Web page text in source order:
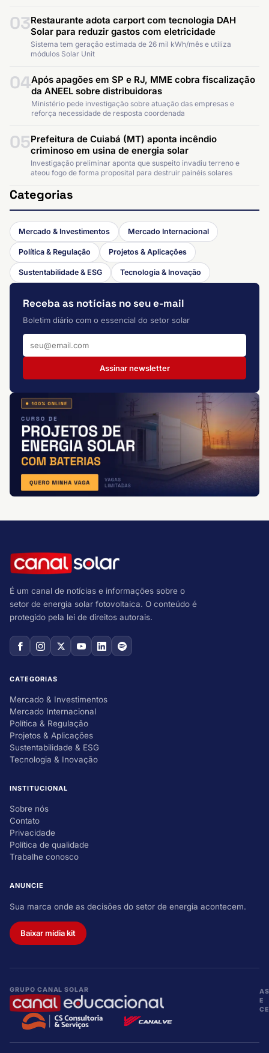
03Restaurante adota carport com tecnologia DAH
Solar para reduzir gastos com eletricidade
Sistema tem geração estimada de 26 mil kWh/mês e utiliza
módulos Solar Unit
04Após apagões em SP e RJ, MME cobra fiscalização
da ANEEL sobre distribuidoras
Ministério pede investigação sobre atuação das empresas e
reforça necessidade de resposta coordenada
05Prefeitura de Cuiabá (MT) aponta incêndio
criminoso em usina de energia solar
Investigação preliminar aponta que suspeito invadiu terreno e
ateou fogo de forma proposital para destruir painéis solares
Categorias
Mercado & Investimentos Mercado Internacional
Política & Regulação Projetos & Aplicações
Sustentabilidade & ESG Tecnologia & Inovação
Receba as notícias no seu e-mail
Boletim diário com o essencial do setor solar
Assinar newsletter
É um canal de notícias e informações sobre o
setor de energia solar fotovoltaica. O conteúdo é
protegido pela lei de direitos autorais.
CATEGORIAS
Mercado & Investimentos
Mercado Internacional
Política & Regulação
Projetos & Aplicações
Sustentabilidade & ESG
Tecnologia & Inovação
INSTITUCIONAL
Sobre nós
Contato
Privacidade
Política de qualidade
Trabalhe conosco
ANUNCIE
Sua marca onde as decisões do setor de energia acontecem.
Baixar mídia kit
GRUPO CANAL SOLAR
E